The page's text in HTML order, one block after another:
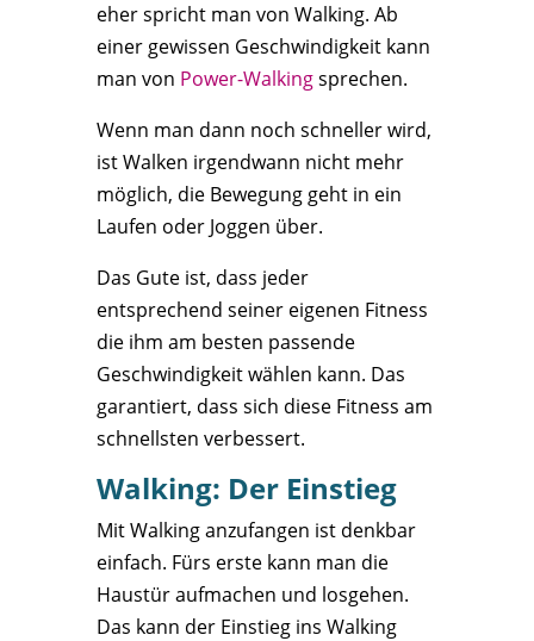
eher spricht man von Walking. Ab
einer gewissen Geschwindigkeit kann
man von Power-Walkingsprechen.
Wenn man dann noch schneller wird,
ist Walken irgendwann nicht mehr
möglich, die Bewegung geht in ein
Laufen oder Joggen über.
Das Gute ist, dass jeder
entsprechend seiner eigenen Fitness
die ihm am besten passende
Geschwindigkeit wählen kann. Das
garantiert, dass sich diese Fitness am
schnellsten verbessert.
Walking: Der Einstieg
Mit Walking anzufangen ist denkbar
einfach. Fürs erste kann man die
Haustür aufmachen und losgehen.
Das kann der Einstieg ins Walking